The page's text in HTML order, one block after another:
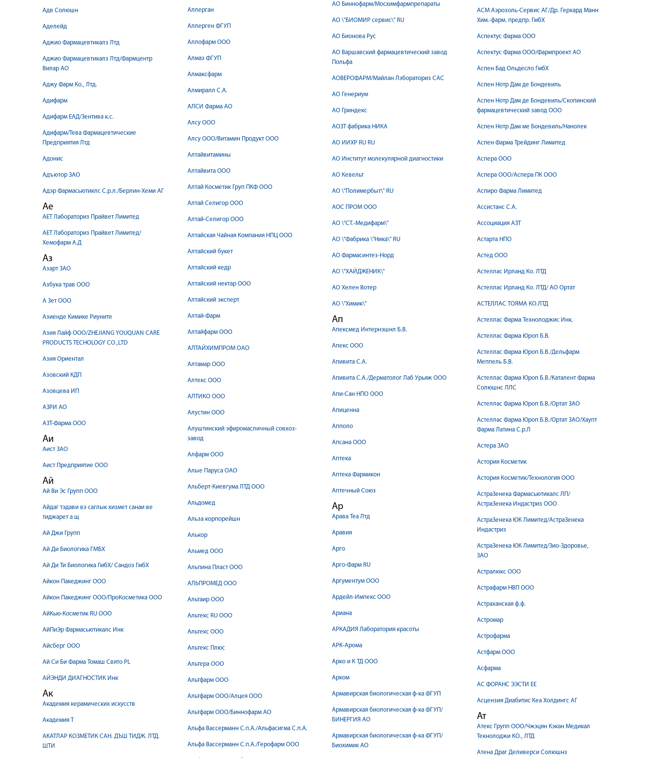
Адв Солюшн
Аделейд
Аджио Фармацевтикалз Лтд
Аджио Фармацевтикалз Лтд/Фармцентр
Вилар АО
Аджу Фарм Ко., Лтд.
Адифарм
Адифарм ЕАД/Зентива к.с.
Адифарм/Тева Фармацевтические
Предприятия Лтд
Адонис
Адъютор ЗАО
Адэр Фармасьютиклс С.р.л./Берлин-Хеми АГ
Ае
АЕТ Лабораториз Прайвет Лимитед
АЕТ Лабораториз Прайвет Лимитед/
Хемофарм А.Д
Аз
Азарт ЗАО
Азбука трав ООО
А Зет ООО
Азиенде Кимике Риуните
Азия Лайф ООО/ZHEJIANG YOUQUAN CARE
PRODUCTS TECHOLOGY CO.,LTD
Азия Ориентал
Азовский КДП
Азовцева ИП
АЗРИ АО
АЗТ-Фарма ООО
Аи
Аист ЗАО
Аист Предприятие ООО
Ай
Ай Ви Эс Групп ООО
Айдаг тэдави вэ саглык хизмет санаи ве
тиджарет а щ
Ай Джи Групп
Ай Ди Биологика ГМБХ
Ай Ди Ти Биологика ГмбХ/ Сандоз ГмбХ
Айкон Пакеджинг ООО
Айкон Пакеджинг ООО/ПроКосметика ООО
АйКью-Косметик RU ООО
АйПиЭр Фармасьютикалс Инк
Айсберг ООО
Ай Си Би Фарма Томаш Свято PL
АЙЭНДИ ДИАГНОСТИК Инк
Ак
Академия керамических искусств
Академия Т
АКАТЛАР КОЗМЕТИК САН. ДЪШ ТИДЖ. ЛТД.
ШТИ
Аллерган
Аллерген ФГУП
Аллофарм ООО
Алмаз ФГУП
Алмаксфарм
Алмиралл С.А.
АЛСИ Фарма АО
Алсу ООО
Алсу ООО/Витамин Продукт ООО
Алтайвитамины
Алтайвита ООО
Алтай Косметик Груп ПКФ ООО
Алтай Селигор ООО
Алтай-Селигор ООО
Алтайская Чайная Компания НПЦ ООО
Алтайский букет
Алтайский кедр
Алтайский нектар ООО
Алтайский эксперт
Алтай-Фарм
Алтайфарм ООО
АЛТАЙХИМПРОМ ОАО
Алтамар ООО
Алтекс ООО
АЛТИКО ООО
Алустин ООО
Алуштинский эфиромасличный совхоз-
завод
Алфарм ООО
Алые Паруса ОАО
Альберт-Киевгума ЛТД ООО
Альдомед
Альза корпорейшн
Алькор
Альмед ООО
Альпина Пласт ООО
АЛЬПРОМЕД ООО
Альтаир ООО
Альтекс RU ООО
Альтекс ООО
Альтекс Плюс
Альтера ООО
Альтфарм ООО
Альтфарм ООО/Алцея ООО
Альтфарм ООО/Биннофарм АО
Альфа Вассерманн С.п.А./Альфасигма С.п.А.
Альфа Вассерманн С.п.А./Герофарм ООО
АО Биннофарм/Мосхимфармпрепараты
АО \"БИОМИР сервис\" RU
АО Бионова Рус
АО Варшавский фармацевтический завод
Польфа
АОВЕРОФАРМ/Майлан Лэбораториз САС
АО Генериум
АО Гриндекс
АОЗТ фабрика НИКА
АО ИИХР RU RU
АО Институт молекулярной диагностики
АО Кевельт
АО \"Полимербыт\" RU
АОС ПРОМ ООО
АО \"СТ.-Медифарм\"
АО \"Фабрика \"Ника\" RU
АО Фармасинтез-Норд
АО \"ХАЙДЖЕНИК\"
АО Хелен Вотер
АО \"Химик\"
Ап
Апексмед Интернэшнл Б.В.
Апекс ООО
Апивита С.А.
Апивита С.А./Дерматолог Лаб Урьяж ООО
Апи-Сан НПО ООО
Апиценна
Апполо
Апсана ООО
Аптека
Аптека Фармикон
Аптечный Союз
Ар
Арава Теа Лтд
Аравия
Арго
Арго-Фарм RU
Аргументум ООО
Ардейл-Импекс ООО
Ариана
АРКАДИЯ Лаборатория красоты
АРК-Арома
Арко и К ТД ООО
Арком
Армавирская биологическая ф-ка ФГУП
Армавирская биологическая ф-ка ФГУП/
БИНЕРГИЯ АО
Армавирская биологическая ф-ка ФГУП/
Биохимик АО
АСМ Аэрозоль-Сервис АГ/Др. Герхард Манн
Хим.-фарм. предпр. ГмбХ
Аспектус Фарма ООО
Аспектус Фарма ООО/Фармпроект АО
Аспен Бад Ольдесло ГмбХ
Аспен Нотр Дам де Бондевиль
Аспен Нотр Дам де Бондевиль/Скопинский
фармацевтический завод ООО
Аспен Нотр Дам ме Бондевиль/Нанолек
Аспен Фарма Трейдинг Лимитед
Аспера ООО
Аспера ООО/Аспера ПК ООО
Аспиро Фарма Лимитед
Ассистанс С.А.
Ассоциация АЗТ
Астарта НПО
Астед ООО
Астеллас Ирланд Ко. ЛТД
Астеллас Ирланд Ко. ЛТД/ АО Ортат
АСТЕЛЛАС ТОЯМА КО.ЛТД
Астеллас Фарма Технолоджис Инк.
Астеллас Фарма Юроп Б.В.
Астеллас Фарма Юроп Б.В./Дельфарм
Меппель Б.В.
Астеллас Фарма Юроп Б.В./Каталент Фарма
Солюшнс ЛЛС
Астеллас Фарма Юроп Б.В./Ортат ЗАО
Астеллас Фарма Юроп Б.В./Ортат ЗАО/Хаупт
Фарма Латина С.р.Л
Астера ЗАО
Астория Косметик
Астория Косметик/Технология ООО
АстраЗенека Фармасьютикалс ЛП/
АстраЗенека Индастриз ООО
АстраЗенека ЮК Лимитед/АстраЗенека
Индастриз
АстраЗенека ЮК Лимитед/Зио-Здоровье,
ЗАО
Астралюкс ООО
Астрафарм НВП ООО
Астраханская ф.ф.
Астромар
Астрофарма
Астфарм ООО
Асфарма
АС ФОРАНС ЭЭСТИ EE
Асцензия Диабитис Кеа Холдингс АГ
Ат
Атекс Групп ООО/Чжэцян Кэкан Медикал
Текнолоджи КО., ЛТД
Атена Драг Деливерси Солюшнз